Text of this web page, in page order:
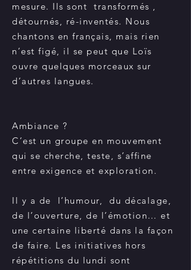
mesure. Ils sont transformés ,
détournés, ré-inventés. Nous
chantons en français, mais rien
n’est figé, il se peut que Loïs
ouvre quelques morceaux sur
d’autres langues.
Ambiance ?
C’est un groupe en mouvement
qui se cherche, teste, s’affine
entre exigence et exploration.
Il y a de l’humour, du décalage,
de l’ouverture, de l’émotion… et
une certaine liberté dans la façon
de faire. Les initiatives hors
répétitions du lundi sont